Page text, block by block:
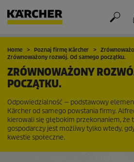
Koszyk
Lista życzeń
Home Poznaj firmę Kärcher
Zrównoważony rozwój. Od samego początku.
ZRÓWNOWAŻONY
POCZĄTKU.
Odpowiedzialność — podstawowy
Kärcher od samego powstania firmy.
kierowali się głębokim przekonaniem, że
gospodarczy jest możliwy tylko wtedy,
kwestie społeczne.